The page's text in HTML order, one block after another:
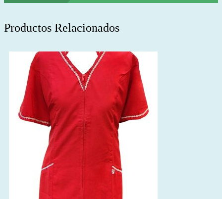
Productos Relacionados